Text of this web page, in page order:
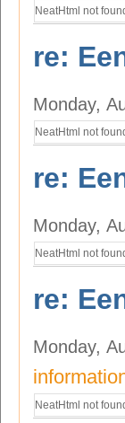
NeatHtml not
re:
Monday,
NeatHtml not
re:
Monday,
NeatHtml not
re:
Monday,
NeatHtml not